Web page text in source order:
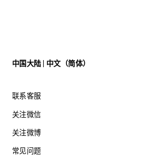
中国大陆 | 中文（简体）
联系客服
关注微信
关注微博
常见问题